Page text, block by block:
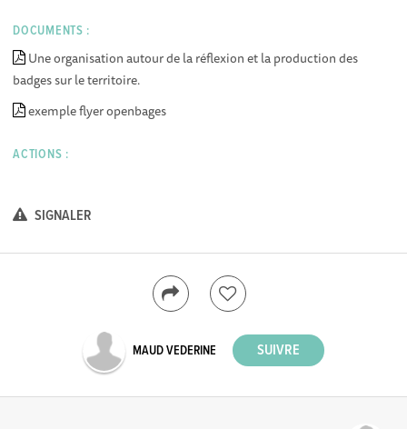
DOCUMENTS :
Une organisation autour de la réflexion et la production des
badges sur le territoire.
exemple flyer openbages
ACTIONS :
SIGNALER
MAUD VEDERINE